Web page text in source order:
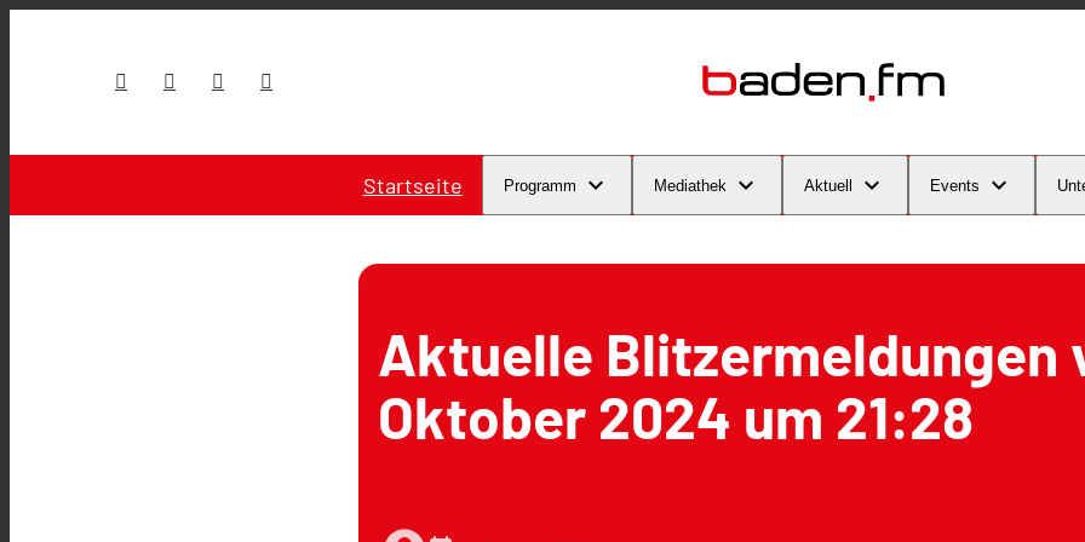
Startseite Programm Mediathek Aktuell Events
Aktuelle Blitzermeldungen
Oktober 2024 um 21:28